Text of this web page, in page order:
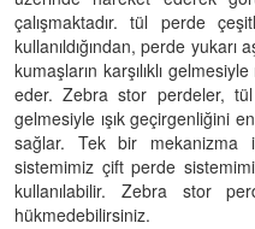
çalışmaktadır. tül perde
kullanıldığından, perde yukarı
kumaşların karşılıklı
eder. Zebra stor perdeler, tül
gelmesiyle ışık geçirgenliğini
sağlar. Tek bir mekanizma
sistemimiz çift perde
kullanılabilir. Zebra stor
hükmedebilirsiniz.